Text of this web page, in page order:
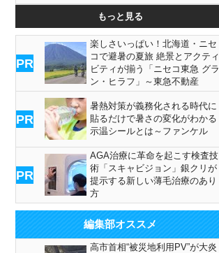
もっと見る
PR
楽しさいっぱい！北海道・ニセ
コで避暑の夏旅 絶景とアクティ
ビティが揃う「ニセコ東急 グラ
ン・ヒラフ」～東急不動産
PR
暑熱対策が義務化される時代に
貼るだけで暑さの変化がわかる
示温シールとは～ファンケル
PR
AGA治療に革命を起こす検査技
術「スキャビジョン」銀クリが
提示する新しい薄毛治療のあり
方
編集部オススメ
高市首相“被災地利用PV”が大炎